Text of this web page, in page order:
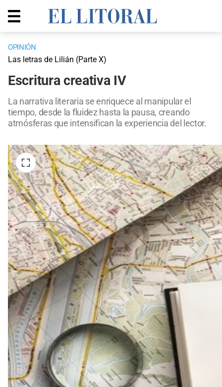
OPINIÓN
Las letras de Lilián (Parte X)
Escritura creativa IV
La narrativa literaria se enriquece al manipular el
tiempo, desde la fluidez hasta la pausa, creando
atmósferas que intensifican la experiencia del lector.